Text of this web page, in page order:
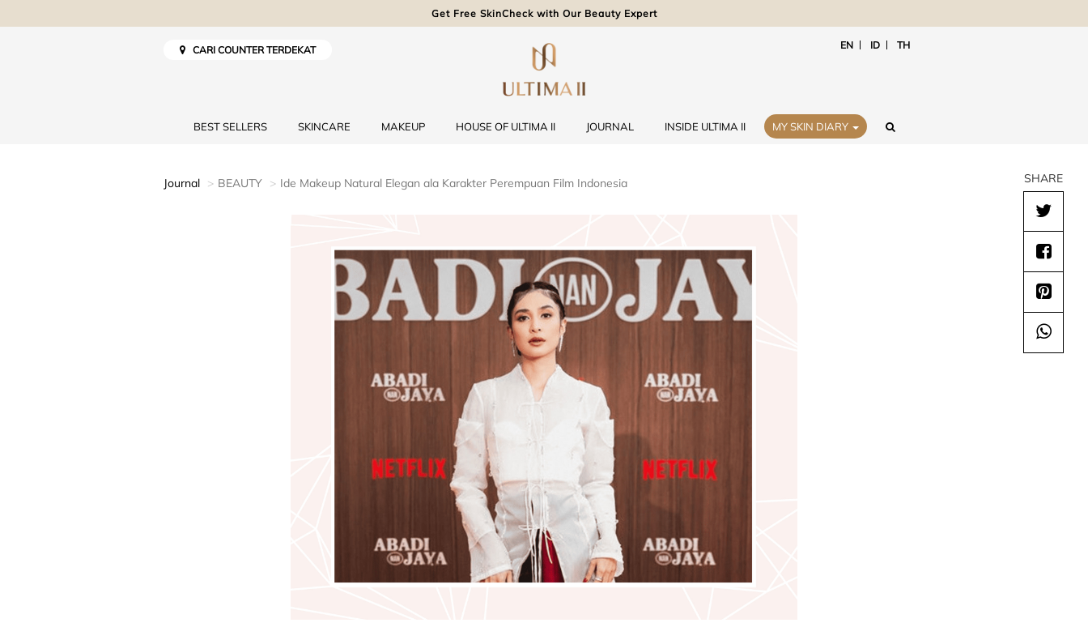
Get Free SkinCheck with Our Beauty Expert
CARI COUNTER TERDEKAT EN ID TH
BEST SELLERS SKINCARE MAKEUP HOUSE OF ULTIMA II JOURNAL INSIDE ULTIMA II MY SKIN DIARY
Journal BEAUTY Ide Makeup Natural Elegan ala Karakter Perempuan Film Indonesia SHARE